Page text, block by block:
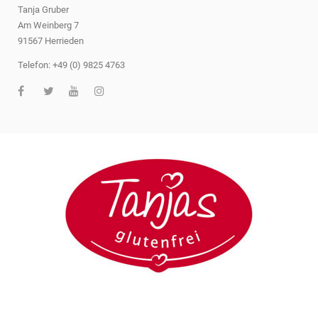
Tanja Gruber
Am Weinberg 7
91567 Herrieden
Telefon: +49 (0) 9825 4763